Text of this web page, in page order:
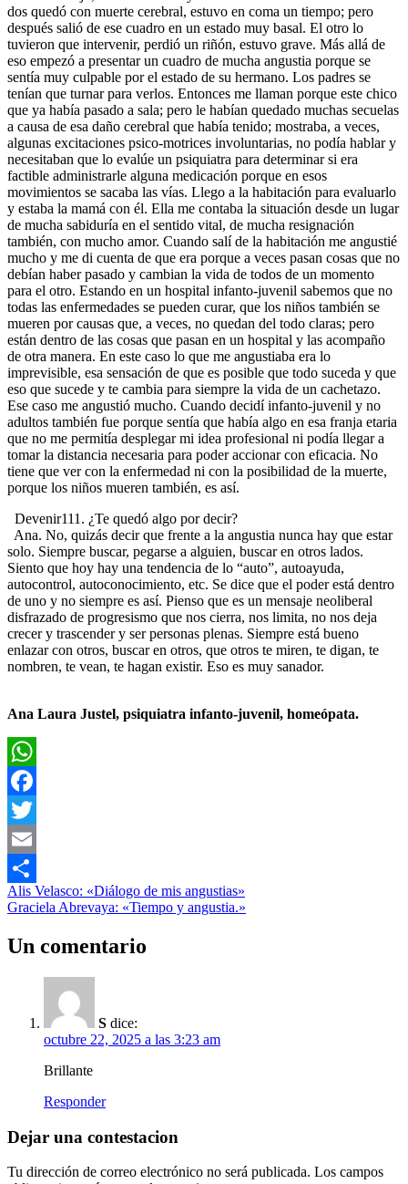
dos quedó con muerte cerebral, estuvo en coma un tiempo; pero
después salió de ese cuadro en un estado muy basal. El otro lo
tuvieron que intervenir, perdió un riñón, estuvo grave. Más allá de
eso empezó a presentar un cuadro de mucha angustia porque se
sentía muy culpable por el estado de su hermano. Los padres se
tenían que turnar para verlos. Entonces me llaman porque este chico
que ya había pasado a sala; pero le habían quedado muchas secuelas
a causa de esa daño cerebral que había tenido; mostraba, a veces,
algunas excitaciones psico-motrices involuntarias, no podía hablar y
necesitaban que lo evalúe un psiquiatra para determinar si era
factible administrarle alguna medicación porque en esos
movimientos se sacaba las vías. Llego a la habitación para evaluarlo
y estaba la mamá con él. Ella me contaba la situación desde un lugar
de mucha sabiduría en el sentido vital, de mucha resignación
también, con mucho amor. Cuando salí de la habitación me angustié
mucho y me di cuenta de que era porque a veces pasan cosas que no
debían haber pasado y cambian la vida de todos de un momento
para el otro. Estando en un hospital infanto-juvenil sabemos que no
todas las enfermedades se pueden curar, que los niños también se
mueren por causas que, a veces, no quedan del todo claras; pero
están dentro de las cosas que pasan en un hospital y las acompaño
de otra manera. En este caso lo que me angustiaba era lo
imprevisible, esa sensación de que es posible que todo suceda y que
eso que sucede y te cambia para siempre la vida de un cachetazo.
Ese caso me angustió mucho. Cuando decidí infanto-juvenil y no
adultos también fue porque sentía que había algo en esa franja etaria
que no me permitía desplegar mi idea profesional ni podía llegar a
tomar la distancia necesaria para poder accionar con eficacia. No
tiene que ver con la enfermedad ni con la posibilidad de la muerte,
porque los niños mueren también, es así.
Devenir111. ¿Te quedó algo por decir?
Ana. No, quizás decir que frente a la angustia nunca hay que estar
solo. Siempre buscar, pegarse a alguien, buscar en otros lados.
Siento que hoy hay una tendencia de lo “auto”, autoayuda,
autocontrol, autoconocimiento, etc. Se dice que el poder está dentro
de uno y no siempre es así. Pienso que es un mensaje neoliberal
disfrazado de progresismo que nos cierra, nos limita, no nos deja
crecer y trascender y ser personas plenas. Siempre está bueno
enlazar con otros, buscar en otros, que otros te miren, te digan, te
nombren, te vean, te hagan existir. Eso es muy sanador.
Ana Laura Justel, psiquiatra infanto-juvenil, homeópata.
WhatsApp
Facebook
Twitter
Email
Compartir
Entrevistas
Navegación
de
entradas
Entrada
anterior:
Alis Velasco: «Diálogo de mis angustias»
Siguiente
Graciela Abrevaya: «Tiempo y angustia.»
Un comentario
S dice:
octubre 22, 2025 a las 3:23 am
Brillante
Responder
Dejar una contestacion
Tu dirección de correo electrónico no será publicada. Los campos